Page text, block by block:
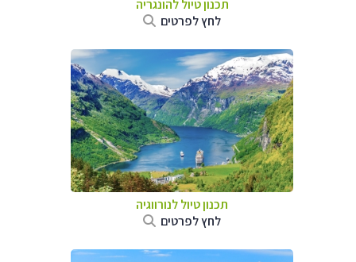
תכנון טיול להונגריה
לחץ לפרטים
תכנון טיול לנורווגיה
לחץ לפרטים